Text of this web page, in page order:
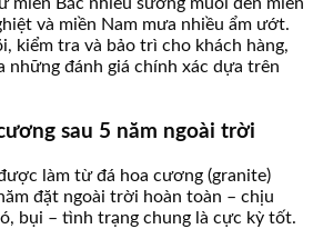
và miền Nam mưa nhiều ẩm ướt.
kiểm tra và bảo trì cho khách hàng,
những đánh giá chính xác dựa trên
sau 5 năm ngoài trời
làm từ đá hoa cương (granite)
đặt ngoài trời hoàn toàn – chịu
bụi – tình trạng chung là cực kỳ tốt.